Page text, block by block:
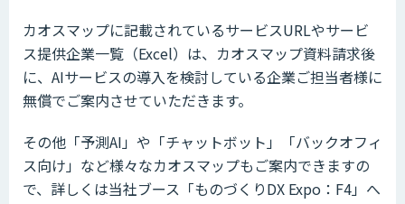
カオスマップに記載されているサービスURLやサービ
ス提供企業一覧（Excel）は、カオスマップ資料請求後
に、AIサービスの導入を検討している企業ご担当者様に
無償でご案内させていただきます。
その他「予測AI」や「チャットボット」「バックオフィ
ス向け」など様々なカオスマップもご案内できますの
で、詳しくは当社ブース「ものづくりDX Expo：F4」へ